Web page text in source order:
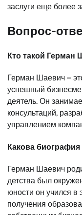
заслуги еще более
Вопрос-
Кто такой Герман
Герман Шаевич –
успешный
деятель. Он
консультаций,
управлением
Какова
Герман Шаевич
детства был
юности он учился в
получения